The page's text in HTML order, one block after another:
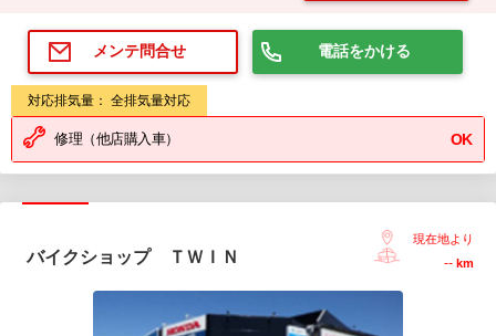
メンテ問合せ 電話をかける
対応排気量： 全排気量対応
修理（他店購入車） OK
バイクショップ ＴＷＩＮ
現在地より
-- km